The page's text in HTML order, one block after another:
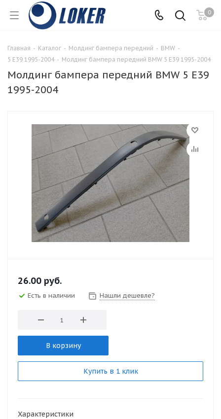
0
Главная - Каталог - Молдинг бампера передний - BMW -
5 E39 1995-2004 - Молдинг бампера передний BMW 5 E39 1995-2004
Молдинг бампера передний BMW 5 E39
1995-2004
26.00 руб.
Есть в наличии Нашли дешевле?
В корзину
Купить в 1 клик
Характеристики